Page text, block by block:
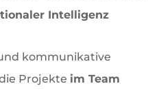
Intelligenz
kommunikative
die Projekte im Team